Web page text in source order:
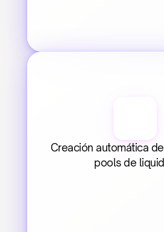
Creación automática
pools de